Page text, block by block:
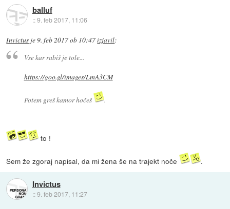
balluf
::9. feb 2017, 11:06
Invictus je9. feb 2017 ob 10:47izjavil:
Vse kar rabiš je tole...
https://goo.gl/images/LmA3CM
Potem greš kamor hočeš .
to !
Sem že zgoraj napisal, da mi žena še na trajekt noče .
Invictus
::9. feb 2017, 11:27